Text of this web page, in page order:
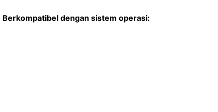
Berkompatibel dengan sistem operasi: